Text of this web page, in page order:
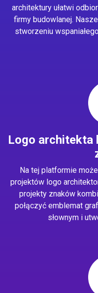
architektury ułatwi
firmy budowlanej.
stworzeniu
Logo architekta
Na tej platformie
projektów logo
projekty znaków
połączyć emblemat
słownym i